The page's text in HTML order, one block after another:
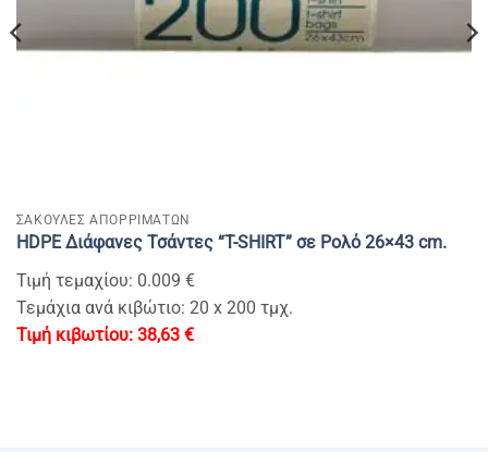
ΣΑΚΟΥΛΕΣ ΑΠΟΡΡΙΜΑΤΩΝ
HDPE Διάφανες Τσάντες “T-SHIRT” σε Ρολό 26×43 cm.
Τιμή τεμαχίου: 0.009 €
Τεμάχια ανά κιβώτιο: 20 x 200 τμχ.
38,63 €